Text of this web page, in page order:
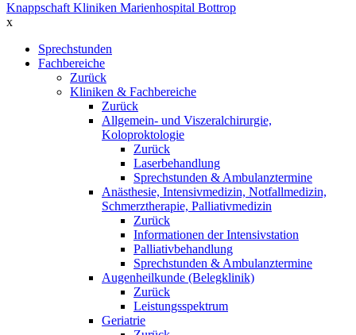
Knappschaft Kliniken Marienhospital Bottrop
x
Sprechstunden
Fachbereiche
Zurück
Kliniken & Fachbereiche
Zurück
Allgemein- und Viszeralchirurgie,
Koloproktologie
Zurück
Laserbehandlung
Sprechstunden & Ambulanztermine
Anästhesie, Intensivmedizin, Notfallmedizin,
Schmerztherapie, Palliativmedizin
Zurück
Informationen der Intensivstation
Palliativbehandlung
Sprechstunden & Ambulanztermine
Augenheilkunde (Belegklinik)
Zurück
Leistungsspektrum
Geriatrie